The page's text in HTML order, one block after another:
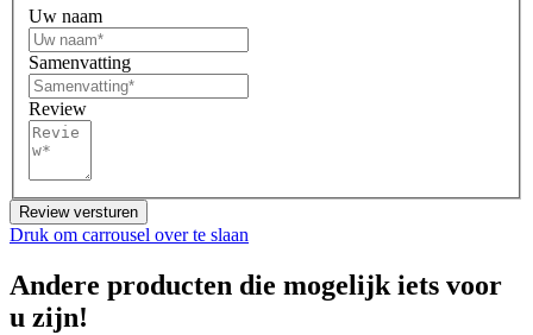
Uw naam
Samenvatting
Review
Review versturen
Druk om carrousel over te slaan
Andere producten die mogelijk iets voor
u zijn!